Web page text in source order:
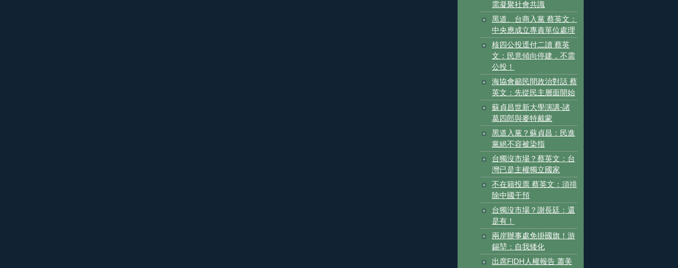
需凝聚社會共識
黑道、台商入黨 蔡英文：
中央應成立專責單位處理
核四公投逕付二讀 蔡英
文：民意傾向停建，不需
公投！
海協會籲民間政治對話 蔡
英文：先從民主層面開始
蘇貞昌世新大學演講-諸
葛四郎與麥特戴蒙
黑道入黨？蘇貞昌：民進
黨絕不容被染指
台獨沒市場？蔡英文：台
灣已是主權獨立國家
不在籍投票 蔡英文：須排
除中國干預
台獨沒市場？謝長廷：還
是有！
兩岸辦事處免掛國旗！游
錫堃：自我矮化
出席FIDH人權報告 蕭美